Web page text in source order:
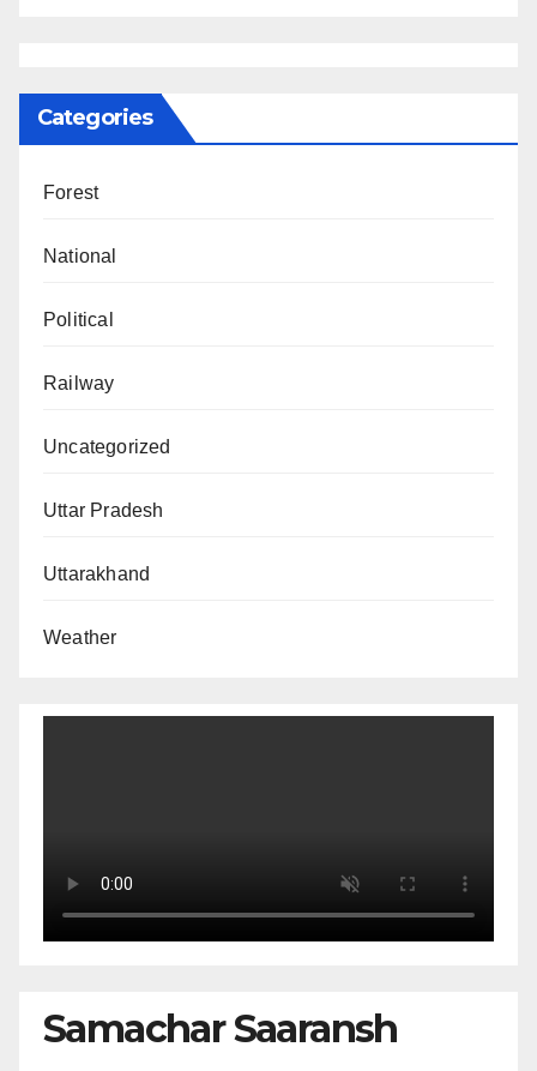
Categories
Forest
National
Political
Railway
Uncategorized
Uttar Pradesh
Uttarakhand
Weather
Samachar Saaransh